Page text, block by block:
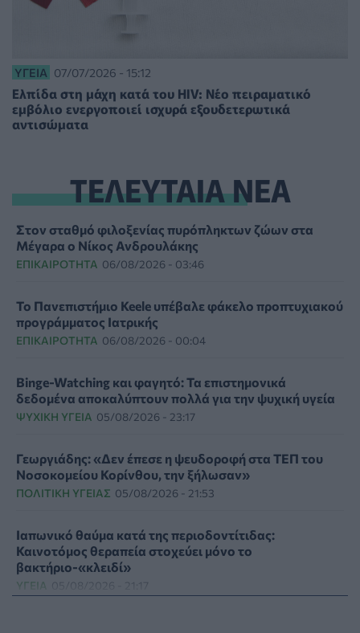
ΥΓΕΊΑ 07/07/2026 - 15:12
Ελπίδα στη μάχη κατά του HIV: Νέο πειραματικό
εμβόλιο ενεργοποιεί ισχυρά εξουδετερωτικά
αντισώματα
ΤΕΛΕΥΤΑΙΑ ΝΕΑ
Στον σταθμό φιλοξενίας πυρόπληκτων ζώων στα
Μέγαρα ο Νίκος Ανδρουλάκης
ΕΠΙΚΑΙΡΌΤΗΤΑ 06/08/2026 - 03:46
Το Πανεπιστήμιο Keele υπέβαλε φάκελο προπτυχιακού
προγράμματος Ιατρικής
ΕΠΙΚΑΙΡΌΤΗΤΑ 06/08/2026 - 00:04
Binge-Watching και φαγητό: Τα επιστημονικά
δεδομένα αποκαλύπτουν πολλά για την ψυχική υγεία
ΨΥΧΙΚΉ ΥΓΕΊΑ 05/08/2026 - 23:17
Γεωργιάδης: «Δεν έπεσε η ψευδοροφή στα ΤΕΠ του
Νοσοκομείου Κορίνθου, την ξήλωσαν»
ΠΟΛΙΤΙΚΉ ΥΓΕΊΑΣ 05/08/2026 - 21:53
Ιαπωνικό θαύμα κατά της περιοδοντίτιδας:
Καινοτόμος θεραπεία στοχεύει μόνο το
βακτήριο-«κλειδί»
ΥΓΕΊΑ 05/08/2026 - 21:17